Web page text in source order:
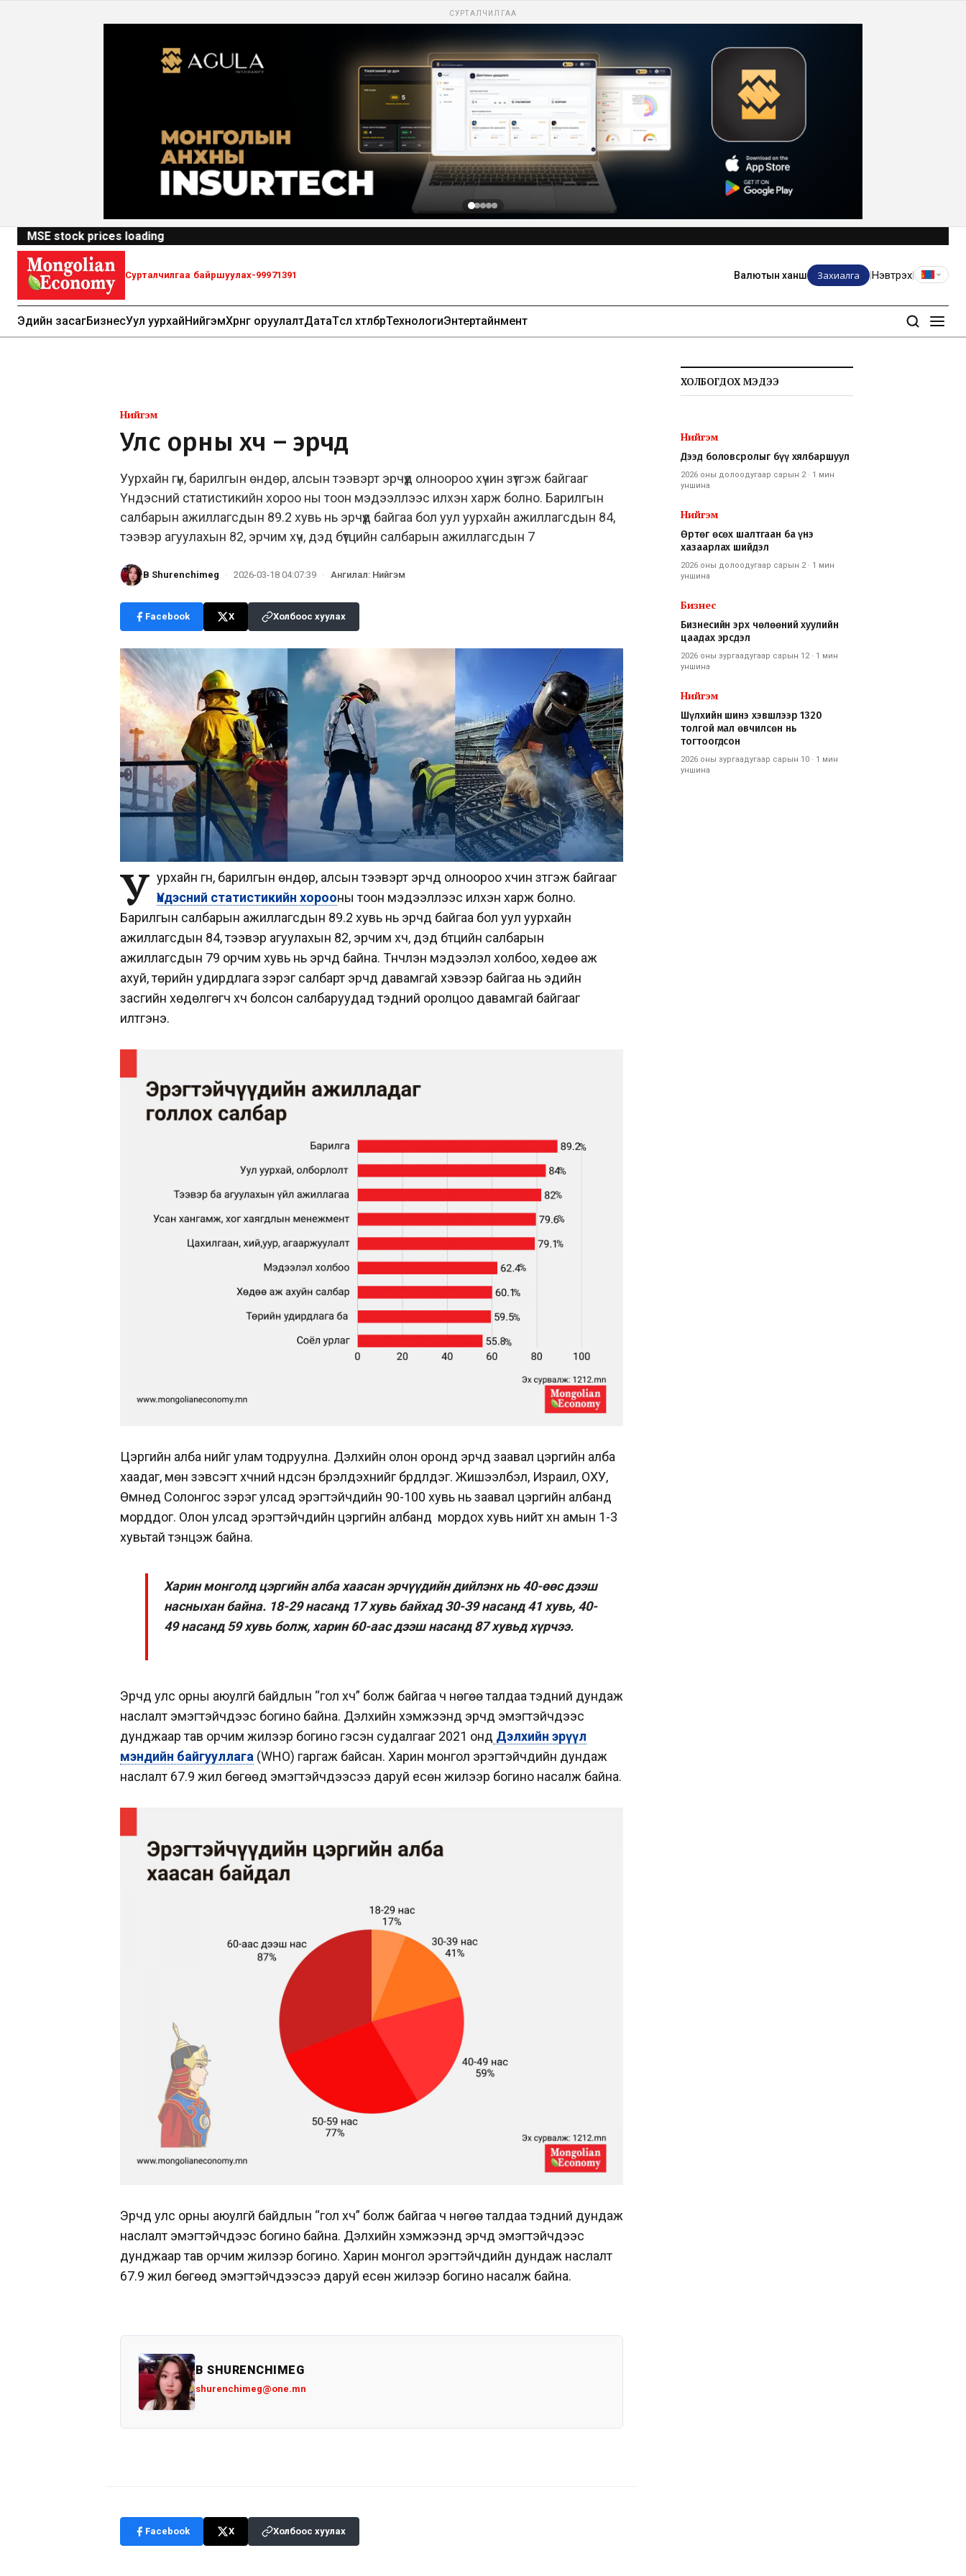
СУРТАЛЧИЛГАА
MSE stock prices loading
Валютын ханш Захиалга Нэвтрэх
Эдийн засагБизнесУул уурхайНийгэмХөрөнгө оруулалтДатаТөсөл хөтөлбөрТехнологиЭнтертайнмент
Нийгэм
Улс орны хүч – эрчүүд
Уурхайн гүн, барилгын өндөр, алсын тээвэрт эрчүүд олноороо хүчин зүтгэж байгааг
Үндэсний статистикийн хороо ны тоон мэдээллээс илхэн харж болно. Барилгын
салбарын ажиллагсдын 89.2 хувь нь эрчүүд байгаа бол уул уурхайн ажиллагсдын 84,
тээвэр агуулахын 82, эрчим хүч, дэд бүтцийн салбарын ажиллагсдын 7
B Shurenchimeg · 2026-03-18 04:07:39 · Ангилал: Нийгэм
Facebook X Холбоос хуулах
У урхайн гүн, барилгын өндөр, алсын тээвэрт эрчүүд олноороо хүчин зүтгэж байгааг
Үндэсний статистикийн хорооны тоон мэдээллээс илхэн харж болно.
Барилгын салбарын ажиллагсдын 89.2 хувь нь эрчүүд байгаа бол уул уурхайн
ажиллагсдын 84, тээвэр агуулахын 82, эрчим хүч, дэд бүтцийн салбарын
ажиллагсдын 79 орчим хувь нь эрчүүд байна. Түүнчлэн мэдээлэл холбоо, хөдөө аж
ахуй, төрийн удирдлага зэрэг салбарт эрчүүд давамгай хэвээр байгаа нь эдийн
засгийн хөдөлгөгч хүч болсон салбаруудад тэдний оролцоо давамгай байгааг
илтгэнэ.
Цэргийн алба үүнийг улам тодруулна. Дэлхийн олон оронд эрчүүд заавал цэргийн алба
хаадаг, мөн зэвсэгт хүчний үндсэн бүрэлдэхүүнийг бүрдүүлдэг. Жишээлбэл, Израил, ОХУ,
Өмнөд Солонгос зэрэг улсад эрэгтэйчүүдийн 90-100 хувь нь заавал цэргийн албанд
морддог. Олон улсад эрэгтэйчүүдийн цэргийн албанд мордох хувь нийт хүн амын 1-3
хувьтай тэнцэж байна.
Харин монголд цэргийн алба хаасан эрчүүдийн дийлэнх нь 40-өөс дээш
насныхан байна. 18-29 насанд 17 хувь байхад 30-39 насанд 41 хувь, 40-
49 насанд 59 хувь болж, харин 60-аас дээш насанд 87 хувьд хүрчээ.
Эрчүүд улс орны аюулгүй байдлын “гол хүч” болж байгаа ч нөгөө талдаа тэдний дундаж
наслалт эмэгтэйчүүдээс богино байна. Дэлхийн хэмжээнд эрчүүд эмэгтэйчүүдээс
дунджаар тав орчим жилээр богино гэсэн судалгааг 2021 онд Дэлхийн эрүүл
мэндийн байгууллага (WHO) гаргаж байсан. Харин монгол эрэгтэйчүүдийн дундаж
наслалт 67.9 жил бөгөөд эмэгтэйчүүдээсээ даруй есөн жилээр богино насалж байна.
Эрчүүд улс орны аюулгүй байдлын “гол хүч” болж байгаа ч нөгөө талдаа тэдний дундаж
наслалт эмэгтэйчүүдээс богино байна. Дэлхийн хэмжээнд эрчүүд эмэгтэйчүүдээс
дунджаар тав орчим жилээр богино. Харин монгол эрэгтэйчүүдийн дундаж наслалт
67.9 жил бөгөөд эмэгтэйчүүдээсээ даруй есөн жилээр богино насалж байна.
B SHURENCHIMEG
shurenchimeg@one.mn
Facebook X Холбоос хуулах
ХОЛБОГДОХ МЭДЭЭ
Нийгэм
Дээд боловсролыг бүү хялбаршуул
2026 оны долоодугаар сарын 2· 1 мин
уншина
Нийгэм
Өртөг өсөх шалтгаан ба үнэ
хазаарлах шийдэл
2026 оны долоодугаар сарын 2· 1 мин
уншина
Бизнес
Бизнесийн эрх чөлөөний хуулийн
цаадах эрсдэл
2026 оны зургаадугаар сарын 12· 1 мин
уншина
Нийгэм
Шүлхийн шинэ хэвшлээр 1320
толгой мал өвчилсөн нь
тогтоогдсон
2026 оны зургаадугаар сарын 10 · 1 мин
уншина